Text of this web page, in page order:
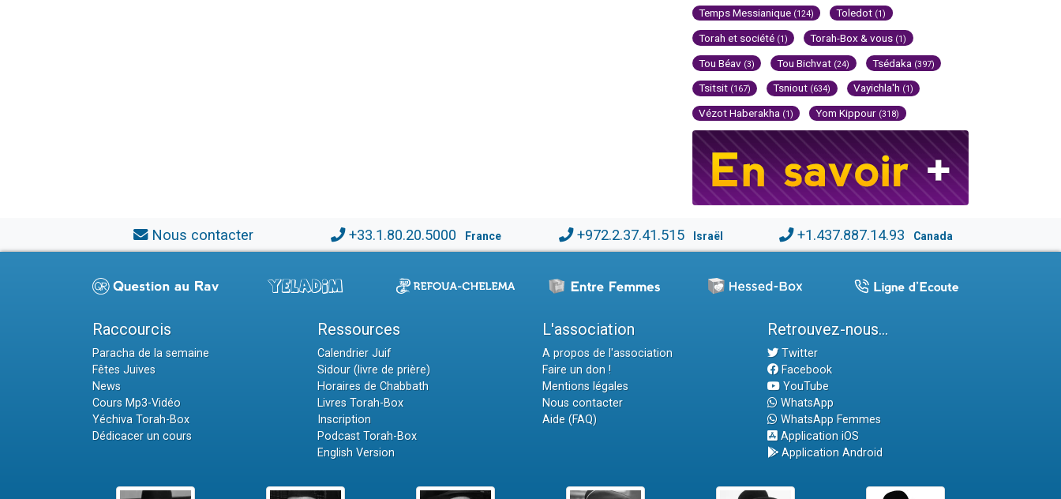
Temps Messianique (124) Toledot (1)
Torah et société (1) Torah-Box & vous (1)
Tou Béav (3) Tou Bichvat (24) Tsédaka (397)
Tsitsit (167) Tsniout (634) Vayichla'h (1)
Vézot Haberakha (1) Yom Kippour (318)
Nous contacter +33.1.80.20.5000 France +972.2.37.41.515 Israël +1.437.887.14.93 Canada
Raccourcis
Paracha de la semaine
Fêtes Juives
News
Cours Mp3-Vidéo
Yéchiva Torah-Box
Dédicacer un cours
Ressources
Calendrier Juif
Sidour (livre de prière)
Horaires de Chabbath
Livres Torah-Box
Inscription
Podcast Torah-Box
English Version
L'association
A propos de l'association
Faire un don !
Mentions légales
Nous contacter
Aide (FAQ)
Retrouvez-nous...
Twitter
Facebook
YouTube
WhatsApp
WhatsApp Femmes
Application iOS
Application Android